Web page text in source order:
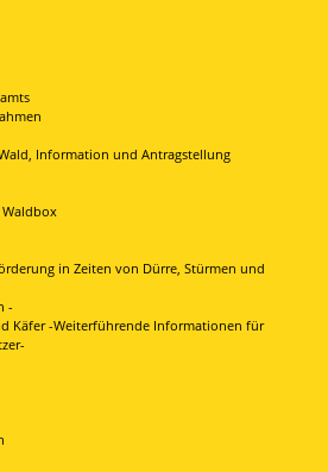
Information und Antragstellung
Waldbox
in Zeiten von Dürre, Stürmen und
-
Käfer -Weiterführende Informationen für